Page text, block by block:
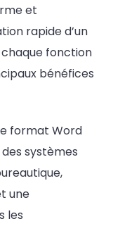
et
rapide d’un
fonction
bénéfices
format Word
systèmes
une
les